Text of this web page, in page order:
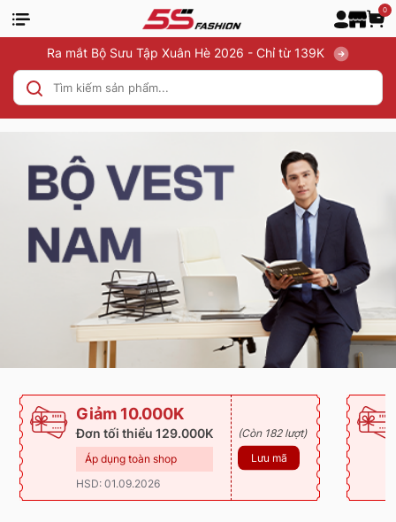
0
Ra mắt Bộ Sưu Tập Xuân Hè 2026 - Chỉ từ 139K
Giảm 10.000K
Đơn tối thiểu 129.000K
Áp dụng toàn shop
HSD: 01.09.2026
(Còn 182 lượt)
Lưu mã